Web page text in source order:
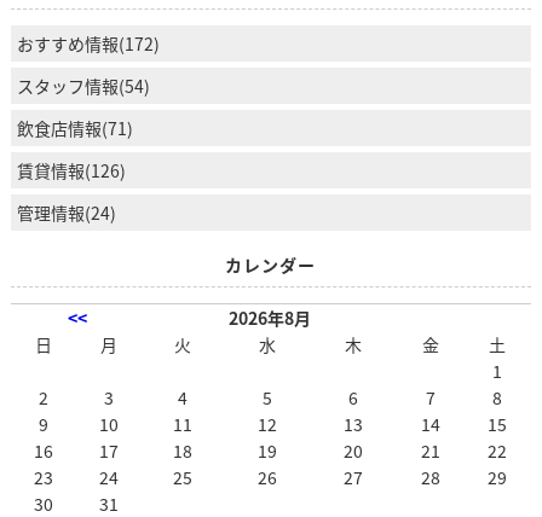
おすすめ情報(172)
スタッフ情報(54)
飲食店情報(71)
賃貸情報(126)
管理情報(24)
カレンダー
<<
2026年8月
日
月 火 水 木 金
土
1
2
3 4 5 6 7
8
9
10 11 12 13 14
15
16
17 18 19 20 21
22
23
24 25 26 27 28
29
30
31